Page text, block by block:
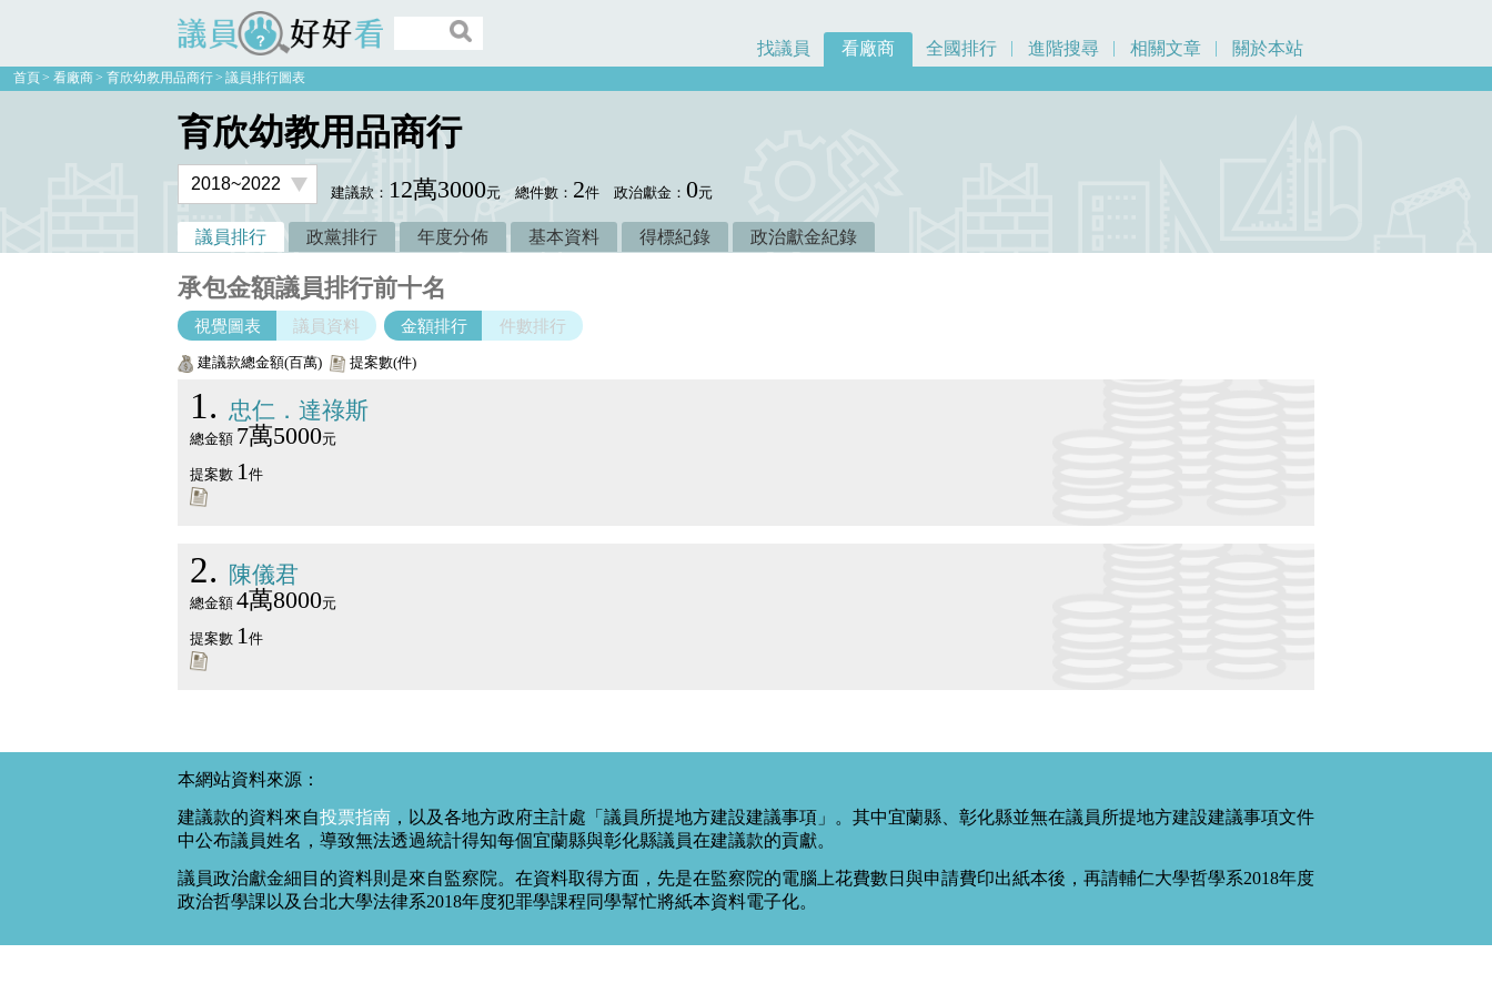
議員好好看
找議員 看廠商 全國排行 進階搜尋 相關文章 關於本站
首頁 看廠商 育欣幼教用品商行 議員排行圖表
育欣幼教用品商行
建議款： 12萬3000元 總件數： 2件 政治獻金：0元
議員排行 政黨排行 年度分佈 基本資料 得標紀錄 政治獻金紀錄
承包金額議員排行前十名
視覺圖表 議員資料 金額排行 件數排行
建議款總金額(百萬) 提案數(件)
1 忠仁．達祿斯
總金額 7萬5000元
提案數 1件
2 陳儀君
總金額4萬8000元
提案數 1件
本網站資料來源：
建議款的資料來自投票指南 ，以及各地方政府主計處「議員所提地方建設建議事項」。其中宜蘭縣、彰化縣並無在議員所提地方建設建議事項文件
中公布議員姓名，導致無法透過統計得知每個宜蘭縣與彰化縣議員在建議款的貢獻。
議員政治獻金細目的資料則是來自監察院。在資料取得方面，先是在監察院的電腦上花費數日與申請費印出紙本後，再請輔仁大學哲學系2018年度
政治哲學課以及台北大學法律系2018年度犯罪學課程同學幫忙將紙本資料電子化。